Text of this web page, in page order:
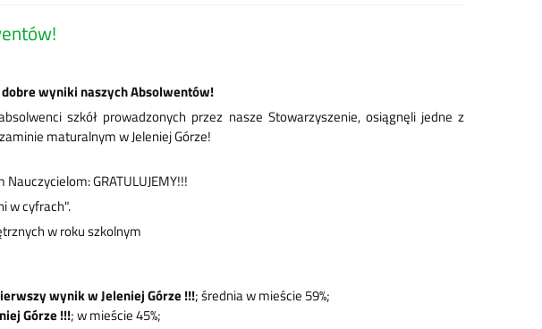
wyniki naszych Absolwentów!
szkół prowadzonych przez nasze Stowarzyszenie, osiągnęli jedne z
maturalnym w Jeleniej Górze!
GRATULUJEMY!!!
w cyfrach".
w roku szkolnym
wynik w Jeleniej Górze !!!; średnia w mieście 59%;
Górze !!!; w mieście 45%;